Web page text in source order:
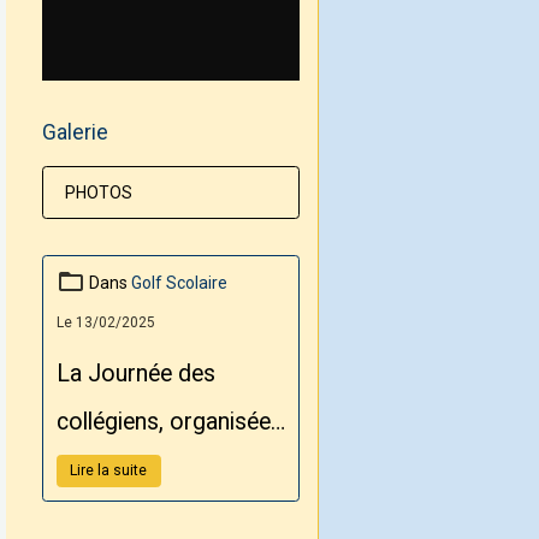
Galerie
PHOTOS
Dans Golf Scolaire
Le 13/02/2025
La Journée des
collégiens, organisée
par le Conseil
Lire la suite